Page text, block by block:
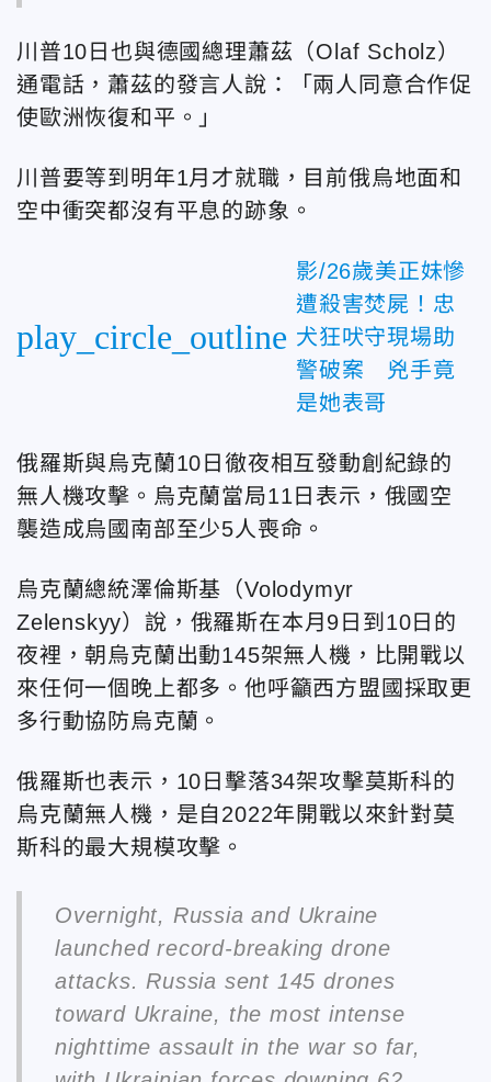
川普10日也與德國總理蕭茲（Olaf Scholz）
通電話，蕭茲的發言人說：「兩人同意合作促
使歐洲恢復和平。」
川普要等到明年1月才就職，目前俄烏地面和
空中衝突都沒有平息的跡象。
play_circle_outline
影/26歲美正妹慘
遭殺害焚屍！忠
犬狂吠守現場助
警破案 兇手竟
是她表哥
俄羅斯與烏克蘭10日徹夜相互發動創紀錄的
無人機攻擊。烏克蘭當局11日表示，俄國空
襲造成烏國南部至少5人喪命。
烏克蘭總統澤倫斯基（Volodymyr
Zelenskyy）說，俄羅斯在本月9日到10日的
夜裡，朝烏克蘭出動145架無人機，比開戰以
來任何一個晚上都多。他呼籲西方盟國採取更
多行動協防烏克蘭。
俄羅斯也表示，10日擊落34架攻擊莫斯科的
烏克蘭無人機，是自2022年開戰以來針對莫
斯科的最大規模攻擊。
Overnight, Russia and Ukraine
launched record-breaking drone
attacks. Russia sent 145 drones
toward Ukraine, the most intense
nighttime assault in the war so far,